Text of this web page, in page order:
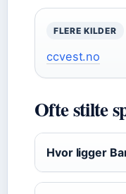
FLERE KILDER
ccvest.no
Ofte stilte
Hvor ligger